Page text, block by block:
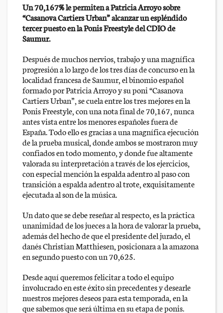
Un 70,167% le permiten a Patricia Arroyo sobre
“Casanova Cartiers Urban” alcanzar un espléndido
tercer puesto en la Ponis Freestyle del CDIO de
Saumur.
Después de muchos nervios, trabajo y una magnífica
progresión a lo largo de los tres días de concurso en la
localidad francesa de Saumur, el binomio español
formado por Patricia Arroyo y su poni “Casanova
Cartiers Urban”, se cuela entre los tres mejores en la
Ponis Freestyle, con una nota final de 70,167, nunca
antes vista entre los menores españoles fuera de
España. Todo ello es gracias a una magnífica ejecución
de la prueba musical, donde ambos se mostraron muy
confiados en todo momento, y donde fue altamente
valorada su interpretación a través de los ejercicios,
con especial mención la espalda adentro al paso con
transición a espalda adentro al trote, exquisitamente
ejecutada al son de la música.
Un dato que se debe reseñar al respecto, es la práctica
unanimidad de los jueces a la hora de valorar la prueba,
además del hecho de que el presidente del jurado, el
danés Christian Matthiesen, posicionara a la amazona
en segundo puesto con un 70,625.
Desde aquí queremos felicitar a todo el equipo
involucrado en este éxito sin precedentes y desearle
nuestros mejores deseos para esta temporada, en la
que sabemos que será última en su etapa de ponis.